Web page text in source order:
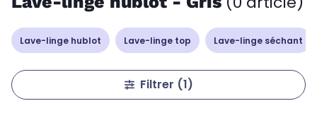
Lave-linge hublot Lave-linge top Lave-linge séchant
Filtrer (1)